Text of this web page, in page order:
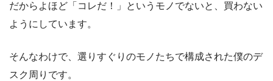
だからよほど「コレだ！」というモノでないと、買わない
ようにしています。
そんなわけで、選りすぐりのモノたちで構成された僕のデ
スク周りです。